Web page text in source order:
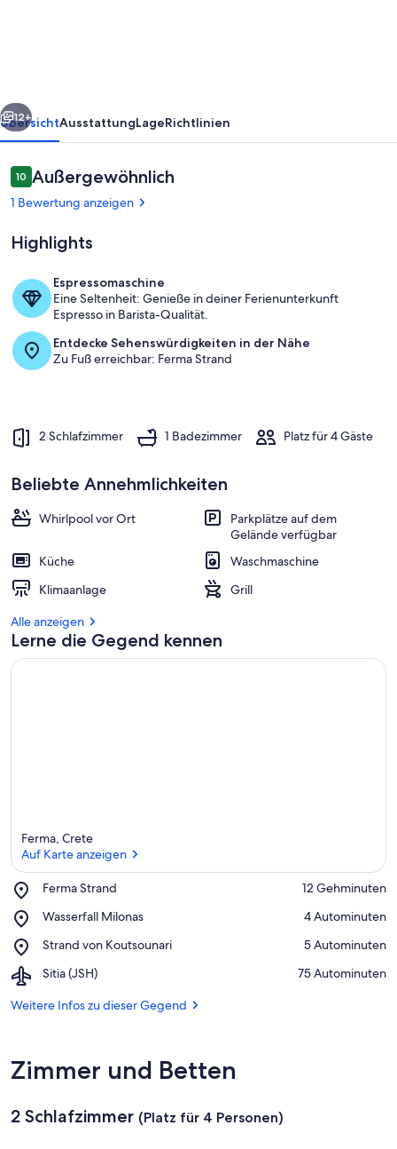
500
Meter
vom
Strand
Speisen im Freien
Weiter
12+
ÜbersichtAusstattungLageRichtlinien
Bewertungen
1010 von 10.
Außergewöhnlich
1 Bewertung anzeigen
Highlights
Espressomaschine
Eine Seltenheit: Genieße in deiner Ferienunterkunft
Espresso in Barista-Qualität.
Entdecke Sehenswürdigkeiten in der Nähe
Zu Fuß erreichbar: Ferma Strand
2 Schlafzimmer 1 Badezimmer Platz für 4 Gäste
Beliebte Annehmlichkeiten
Whirlpool vor Ort
Parkplätze auf dem
Gelände verfügbar
Küche
Waschmaschine
Klimaanlage
Grill
Alle anzeigen
Lerne die Gegend kennen
Ferma, Crete
Auf Karte anzeigen
Ferma Strand
Place,
Strand
‪12 Gehminuten‬
Wasserfall Milonas
Place,
Milonas
‪4 Autominuten‬
Strand von Koutsounari
Place,
von
‪5 Autominuten‬
Sitia (JSH)
Airport,
(JSH)
‪75 Autominuten‬
Weitere Infos zu dieser Gegend
Zimmer und Betten
2 Schlafzimmer (Platz für 4 Personen)